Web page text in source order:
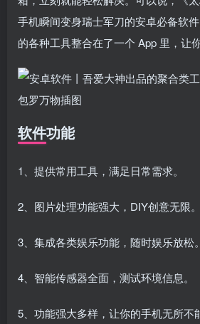
手机瞬间变身瑞士军刀的安卓必备软
的各种工具整合在了一个 App 里，让
软件功能
1、提供常用工具，满足日常需求。
2、图片处理功能强大，DIY创意无限。
3、集成各类娱乐功能，随时娱乐放松。
4、智能传感器全面，测试环境信息。
5、功能强大多样，让你的手机无所不